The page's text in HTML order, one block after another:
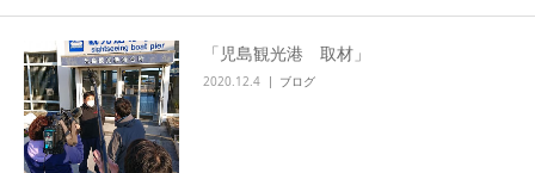
「児島観光港 取材」
2020.12.4 ブログ